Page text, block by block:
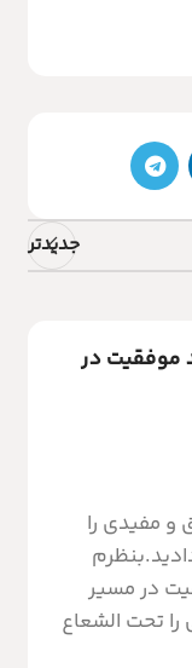
جدیدتر
موفقیت در
مفیدی را
در مسیر
تحت الشعاع